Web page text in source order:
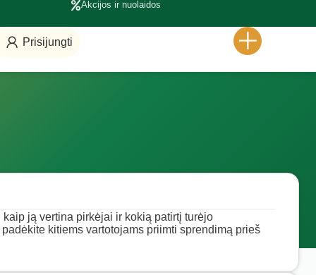
Akcijos ir nuolaidos
Prisijungti
ją vertina pirkėjai ir kokią patirtį turėjo
kitiems vartotojams priimti sprendimą prieš